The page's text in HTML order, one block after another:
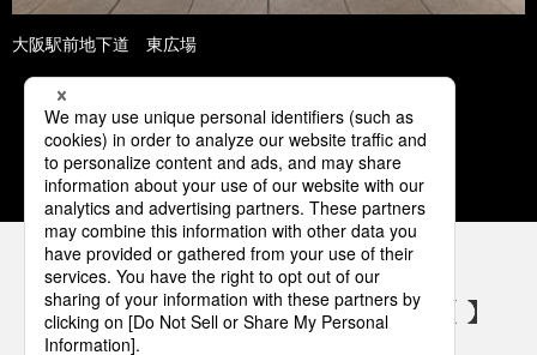
大阪駅前地下道 東広場
1 2 3 4 5
パナソニックの電気設備 SNSアカウント